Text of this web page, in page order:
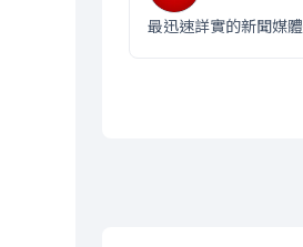
最迅速詳實的新聞媒體